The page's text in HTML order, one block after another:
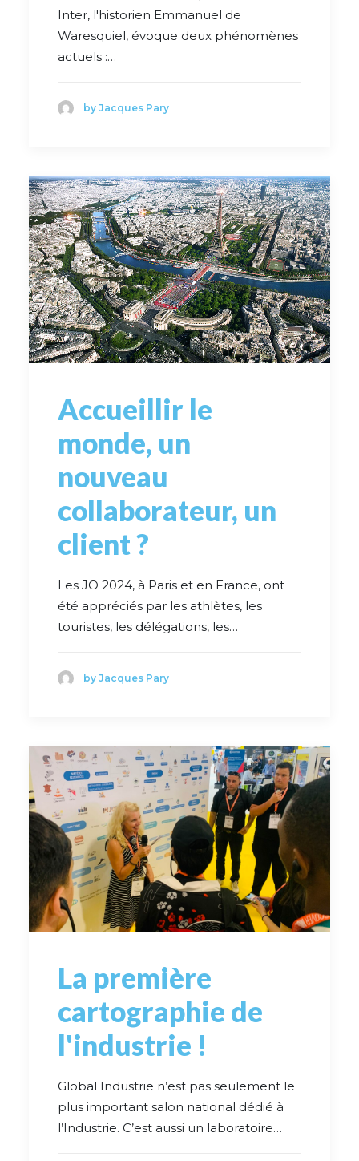
Inter, l'historien Emmanuel de
Waresquiel, évoque deux phénomènes
actuels :…
by Jacques Pary
Accueillir le
monde, un
nouveau
collaborateur, un
client ?
Les JO 2024, à Paris et en France, ont
été appréciés par les athlètes, les
touristes, les délégations, les…
by Jacques Pary
La première
cartographie de
l'industrie !
Global Industrie n’est pas seulement le
plus important salon national dédié à
l’Industrie. C’est aussi un laboratoire…